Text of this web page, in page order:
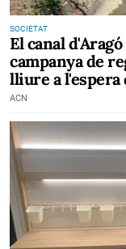
SOCIETAT
El canal
campanya de
lliure a l'espera
ACN